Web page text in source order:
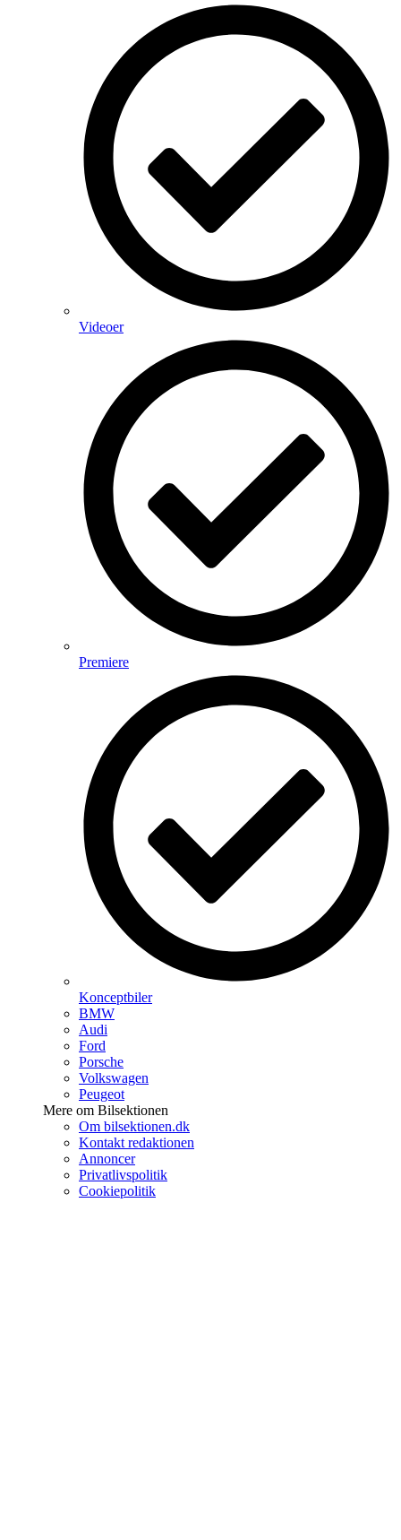
Videoer
Premiere
Konceptbiler
BMW
Audi
Ford
Porsche
Volkswagen
Peugeot
Mere om Bilsektionen
Om bilsektionen.dk
Kontakt redaktionen
Annoncer
Privatlivspolitik
Cookiepolitik